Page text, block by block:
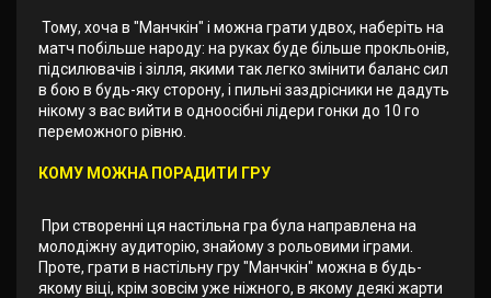
Тому, хоча в "Манчкін" і можна грати удвох, наберіть на
матч побільше народу: на руках буде більше прокльонів,
підсилювачів і зілля, якими так легко змінити баланс сил
в бою в будь-яку сторону, і пильні заздрісники не дадуть
нікому з вас вийти в одноосібні лідери гонки до 10 го
переможного рівню.
КОМУ МОЖНА ПОРАДИТИ ГРУ
При створенні ця настільна гра була направлена на
молодіжну аудиторію, знайому з рольовими іграми.
Проте, грати в настільну гру "Манчкін" можна в будь-
якому віці, крім зовсім уже ніжного, в якому деякі жарти